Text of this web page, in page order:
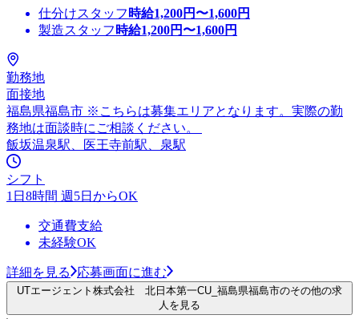
仕分けスタッフ 時給1,200円〜1,600円
製造スタッフ 時給1,200円〜1,600円
勤務地
面接地
福島県福島市 ※こちらは募集エリアとなります。実際の勤
務地は面談時にご相談ください。
飯坂温泉駅、医王寺前駅、泉駅
シフト
1日8時間 週5日からOK
交通費支給
未経験OK
詳細を見る 応募画面に進む
UTエージェント株式会社 北日本第一CU_福島県福島市のその他の求
人を見る